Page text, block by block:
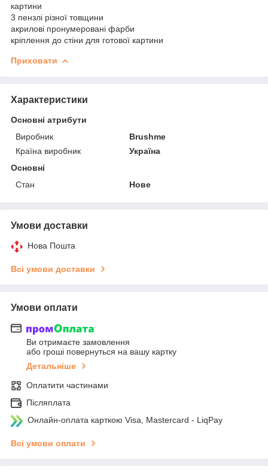
картини
3 пензлі різної товщини
акрилові пронумеровані фарби
кріплення до стіни для готової картини
Приховати
Характеристики
Основні атрибути
Виробник
Brushme
Країна виробник
Україна
Основні
Стан
Нове
Умови доставки
Нова Пошта
Всі умови доставки
Умови оплати
Ви отримаєте замовлення
або гроші повернуться на вашу картку
Детальніше
Оплатити частинами
Післяплата
Онлайн-оплата карткою Visa, Mastercard - LiqPay
Всі умови оплати